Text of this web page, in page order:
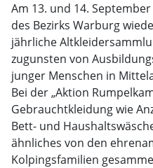
Am 13. und 14.
des Bezirks Warburg
jährliche
zugunsten von
junger Menschen in
Bei der „Aktion
Gebrauchtkleidung wie
Bett- und
ähnliches von den
Kolpingsfamilien